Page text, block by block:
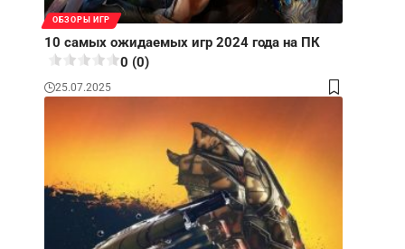
ОБЗОРЫ ИГР
10 самых ожидаемых игр 2024 года на ПК
0 (0)
25.07.2025